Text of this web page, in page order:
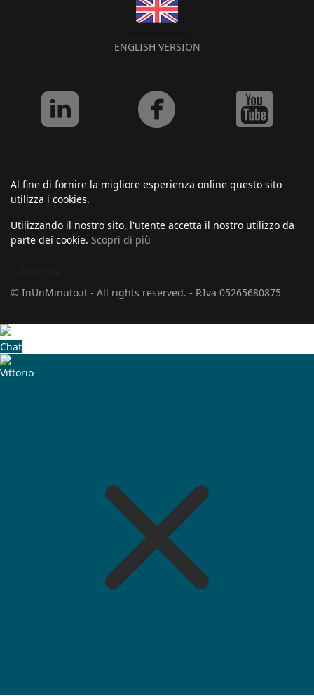
ENGLISH VERSION
Al fine di fornire la migliore esperienza online questo sito
utilizza i cookies.
Utilizzando il nostro sito, l'utente accetta il nostro utilizzo da
parte dei cookie. Scopri di più
© InUnMinuto.it - All rights reserved. - P.Iva 05265680875
Chat
Vittorio